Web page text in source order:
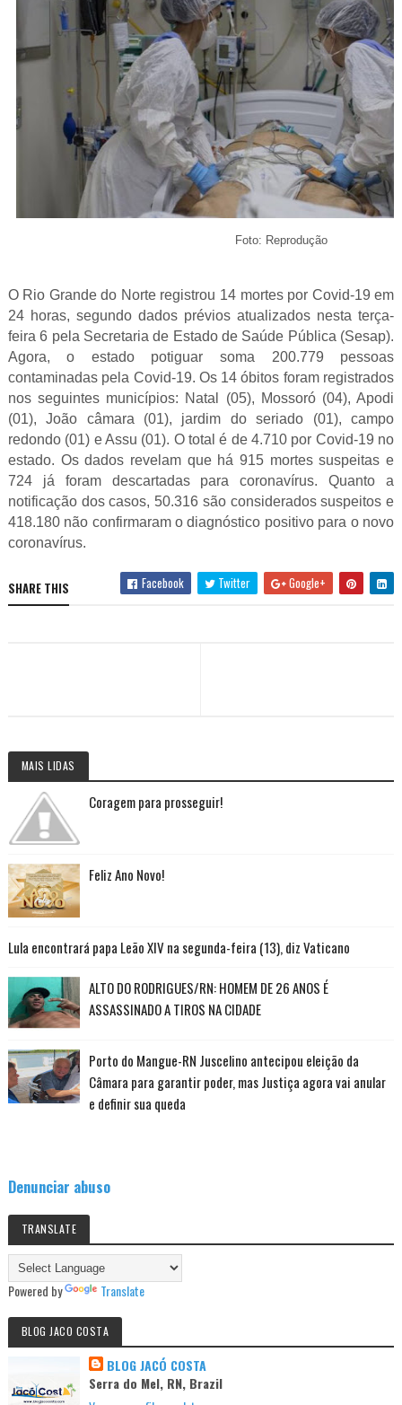
Foto: Reprodução
O Rio Grande do Norte registrou 14 mortes por Covid-19 em
24 horas, segundo dados prévios atualizados nesta terça-
feira 6 pela Secretaria de Estado de Saúde Pública (Sesap).
Agora, o estado potiguar soma 200.779 pessoas
contaminadas pela Covid-19. Os 14 óbitos foram registrados
nos seguintes municípios: Natal (05), Mossoró (04), Apodi
(01), João câmara (01), jardim do seriado (01), campo
redondo (01) e Assu (01). O total é de 4.710 por Covid-19 no
estado. Os dados revelam que há 915 mortes suspeitas e
724 já foram descartadas para coronavírus. Quanto a
notificação dos casos, 50.316 são considerados suspeitos e
418.180 não confirmaram o diagnóstico positivo para o novo
coronavírus.
SHARE THIS Facebook Twitter Google+
MAIS LIDAS
Coragem para prosseguir!
Feliz Ano Novo!
Lula encontrará papa Leão XIV na segunda-feira (13), diz Vaticano
ALTO DO RODRIGUES/RN: HOMEM DE 26 ANOS É
ASSASSINADO A TIROS NA CIDADE
Porto do Mangue-RN Juscelino antecipou eleição da
Câmara para garantir poder, mas Justiça agora vai anular
e definir sua queda
Denunciar abuso
TRANSLATE
Powered by Translate
BLOG JACO COSTA
BLOG JACÓ COSTA
Serra do Mel, RN, Brazil